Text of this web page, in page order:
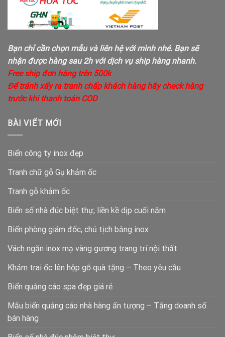
Bạn chỉ cần chọn mẫu và liên hệ với mình nhé. Bạn sẽ
nhận được hàng sau 2h với dịch vụ ship hàng nhanh.
Free ship đơn hàng trên 500k
Để tránh xẩy ra tranh chấp khách hàng hãy check hàng
trước khi thanh toán COD
BÀI VIẾT MỚI
Biển công ty inox đẹp
Tranh chữ gỗ Gụ khảm ốc
Tranh gỗ khảm ốc
Biển số nhà đúc biệt thự, liền kề dịp cuối năm
Biển phòng giám đốc, chủ tịch bằng inox
Vách ngăn inox mạ vàng gương trang trí nội thất
Khảm trai ốc lên hộp gỗ quà tặng – Theo yêu cầu
Biển quảng cáo spa đẹp giá rẻ
Mẫu biển quảng cáo nhà hàng ấn tượng – Tăng doanh số
bán hàng